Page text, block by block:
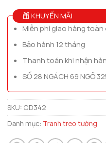
KHUYẾN MÃI
Miễn phí giao hàng toàn
Bảo hành 12 tháng
Thanh toán khi nhận
SỐ 28 NGÁCH 69 NGÕ
SKU: CD342
Danh mục: Tranh treo tường